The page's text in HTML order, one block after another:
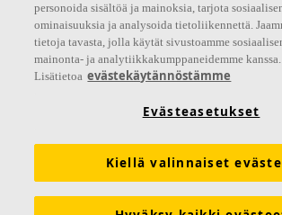
Seuraa meitä
Linkit
Akustiikkaratkaisut
Esitteet Hinnastot
personoida sisältöä ja mainoksia, tarjota
ominaisuuksia ja analysoida tietoliikennettä.
tietoja tavasta, jolla käytät sivustoamme
mainonta- ja analytiikkakumppaneidemme kanssa.
Lisätietoa evästekäytännöstämme
Evästeasetukset
Kiellä valinnaiset